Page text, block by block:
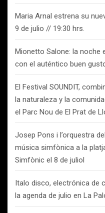
Maria Arnal estrena su
9 de julio // 19:30 hrs.
Mionetto Salone: la noche
con el auténtico buen
El Festival SOUNDIT,
la naturaleza y la
el Parc Nou de El Prat de
Josep Pons i l’orquestra
música simfònica a la
Simfònic el 8 de juliol
Italo disco, electrónica de
la agenda de julio en La